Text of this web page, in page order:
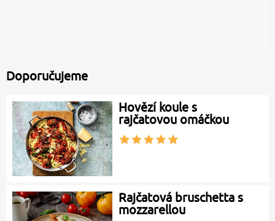
Doporučujeme
Hovězí koule s
rajčatovou omáčkou
Rajčatová bruschetta s
mozzarellou